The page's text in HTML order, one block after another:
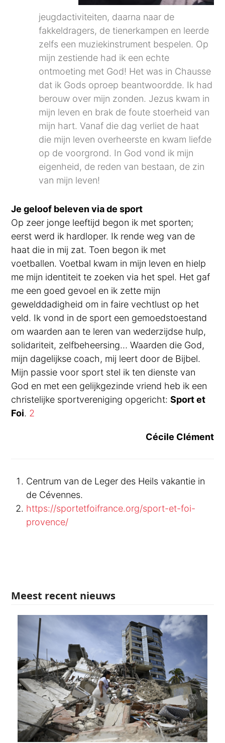
jeugdactiviteiten, daarna naar de
fakkeldragers, de tienerkampen en leerde
zelfs een muziekinstrument bespelen. Op
mijn zestiende had ik een echte
ontmoeting met God! Het was in Chausse
dat ik Gods oproep beantwoordde. Ik had
berouw over mijn zonden. Jezus kwam in
mijn leven en brak de foute stoerheid van
mijn hart. Vanaf die dag verliet de haat
die mijn leven overheerste en kwam liefde
op de voorgrond. In God vond ik mijn
eigenheid, de reden van bestaan, de zin
van mijn leven!
Je geloof beleven via de sport
Op zeer jonge leeftijd begon ik met sporten;
eerst werd ik hardloper. Ik rende weg van de
haat die in mij zat. Toen begon ik met
voetballen. Voetbal kwam in mijn leven en hielp
me mijn identiteit te zoeken via het spel. Het gaf
me een goed gevoel en ik zette mijn
gewelddadigheid om in faire vechtlust op het
veld. Ik vond in de sport een gemoedstoestand
om waarden aan te leren van wederzijdse hulp,
solidariteit, zelfbeheersing… Waarden die God,
mijn dagelijkse coach, mij leert door de Bijbel.
Mijn passie voor sport stel ik ten dienste van
God en met een gelijkgezinde vriend heb ik een
christelijke sportvereniging opgericht:Sport et
Foi. 2
Cécile Clément
Centrum van de Leger des Heils vakantie in
de Cévennes.
https://sportetfoifrance.org/sport-et-foi-
provence/
Meest recent nieuws